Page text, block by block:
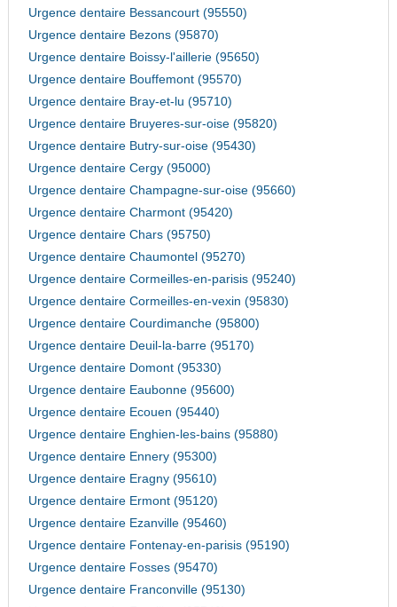
Urgence dentaire Bessancourt (95550)
Urgence dentaire Bezons (95870)
Urgence dentaire Boissy-l'aillerie (95650)
Urgence dentaire Bouffemont (95570)
Urgence dentaire Bray-et-lu (95710)
Urgence dentaire Bruyeres-sur-oise (95820)
Urgence dentaire Butry-sur-oise (95430)
Urgence dentaire Cergy (95000)
Urgence dentaire Champagne-sur-oise (95660)
Urgence dentaire Charmont (95420)
Urgence dentaire Chars (95750)
Urgence dentaire Chaumontel (95270)
Urgence dentaire Cormeilles-en-parisis (95240)
Urgence dentaire Cormeilles-en-vexin (95830)
Urgence dentaire Courdimanche (95800)
Urgence dentaire Deuil-la-barre (95170)
Urgence dentaire Domont (95330)
Urgence dentaire Eaubonne (95600)
Urgence dentaire Ecouen (95440)
Urgence dentaire Enghien-les-bains (95880)
Urgence dentaire Ennery (95300)
Urgence dentaire Eragny (95610)
Urgence dentaire Ermont (95120)
Urgence dentaire Ezanville (95460)
Urgence dentaire Fontenay-en-parisis (95190)
Urgence dentaire Fosses (95470)
Urgence dentaire Franconville (95130)